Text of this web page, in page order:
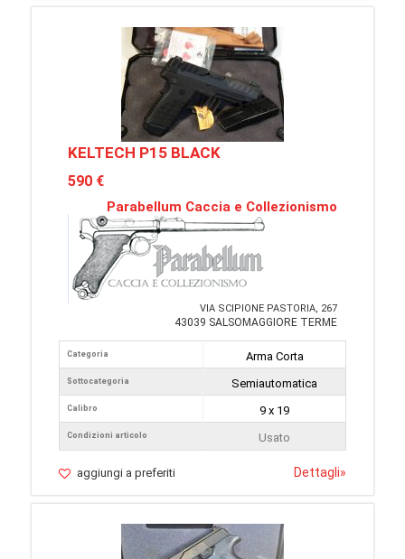
KELTECH P15 BLACK
590 €
Parabellum Caccia e Collezionismo
VIA SCIPIONE PASTORIA, 267
43039 SALSOMAGGIORE TERME
Categoria
Sottocategoria
Calibro
Condizioni articolo
Arma Corta
Semiautomatica
9 x 19
Usato
aggiungi a preferiti Dettagli»